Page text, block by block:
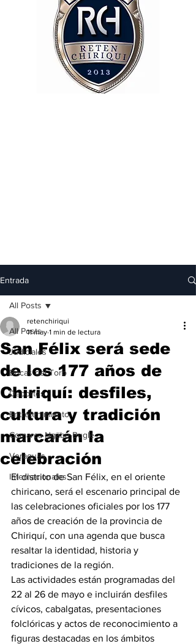
Entrada
All Posts
Judiciales
Bocas del Toro
Deportes
Entretenimiento
Comarca Ngäbe-Buglé
Veraguas
Internacionales
All Posts
San Félix será sede
de los 177 años de
Chiriquí: desfiles,
cultura y tradición
marcarán la
celebración
retenchiriqui
11 may 1 min de lectura
El distrito de San Félix, en el oriente
chiricano, será el escenario principal de
las celebraciones oficiales por los 177
años de creación de la provincia de
Chiriquí, con una agenda que busca
resaltar la identidad, historia y
tradiciones de la región.
Las actividades están programadas del
22 al 26 de mayo e incluirán desfiles
cívicos, cabalgatas, presentaciones
folclóricas y actos de reconocimiento a
figuras destacadas en los ámbitos